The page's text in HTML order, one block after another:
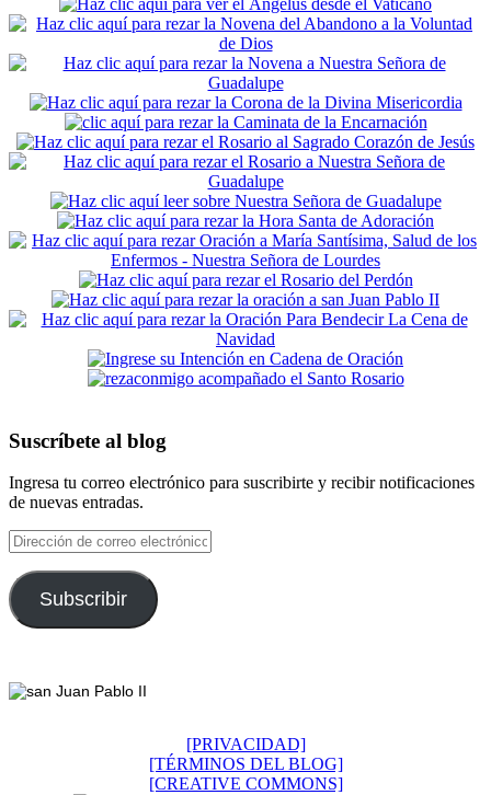
Suscríbete al blog
Ingresa tu correo electrónico para suscribirte y recibir notificaciones
de nuevas entradas.
Dirección
de
correo
electrónico
Subscribir
[PRIVACIDAD]
[TÉRMINOS DEL BLOG]
[CREATIVE COMMONS]